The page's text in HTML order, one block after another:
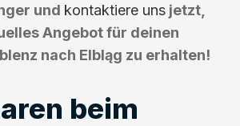
und kontaktiere uns jetzt,
Angebot für deinen
nach Elbląg zu erhalten!
beim